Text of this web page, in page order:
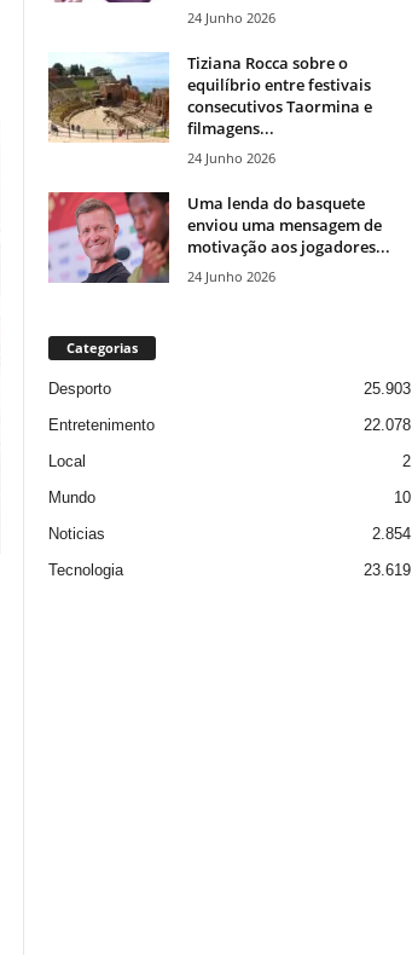
24 Junho 2026
Tiziana Rocca sobre o
equilíbrio entre festivais
consecutivos Taormina e
filmagens...
24 Junho 2026
Uma lenda do basquete
enviou uma mensagem de
motivação aos jogadores...
24 Junho 2026
Categorias
Desporto
25.903
Entretenimento
22.078
Local
2
Mundo
10
Noticias
2.854
Tecnologia
23.619